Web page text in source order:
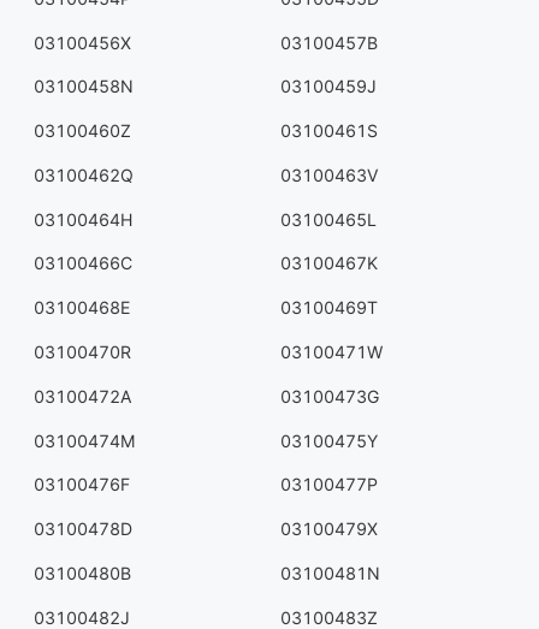
03100456X 03100457B
03100458N 03100459J
03100460Z 03100461S
03100462Q 03100463V
03100464H 03100465L
03100466C 03100467K
03100468E 03100469T
03100470R 03100471W
03100472A 03100473G
03100474M 03100475Y
03100476F 03100477P
03100478D 03100479X
03100480B 03100481N
03100482J 03100483Z